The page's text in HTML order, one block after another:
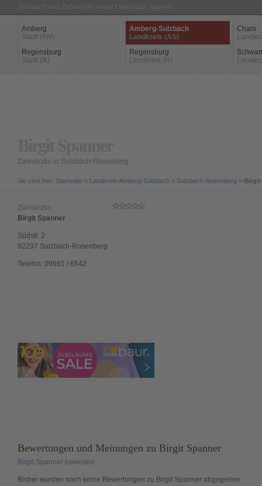
Amberg
Stadt (AM)
Amberg-Sulzbach
Landkreis (AS)
Cham
Regensburg
Stadt (R)
Regensburg
Landkreis (R)
Zahnärztin in Sulzbach-Rosenberg
Sie sind hier: Startseite » Landkreis Amberg-Sulzbach » Sulzbach-Rosenberg » Birgit
Zahnärztin
Birgit Spanner
Südstr. 2
92237 Sulzbach-Rosenberg
Telefon: 09661 / 6542
Bewertungen und Meinungen zu Birgit Spanner
Birgit Spanner bewerten
Bisher wurden noch keine Bewertungen zu Birgit Spanner abgegeben.